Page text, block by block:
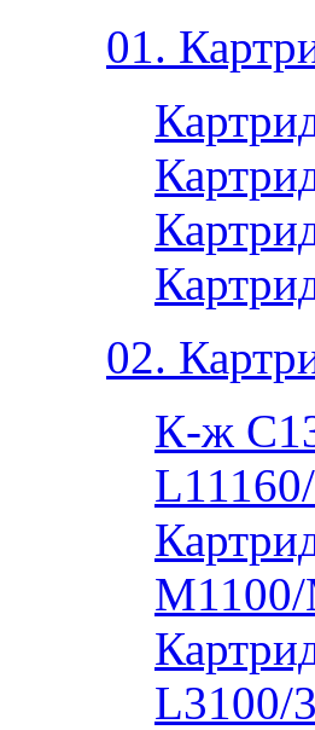
01.
02.
К-ж
L3100/